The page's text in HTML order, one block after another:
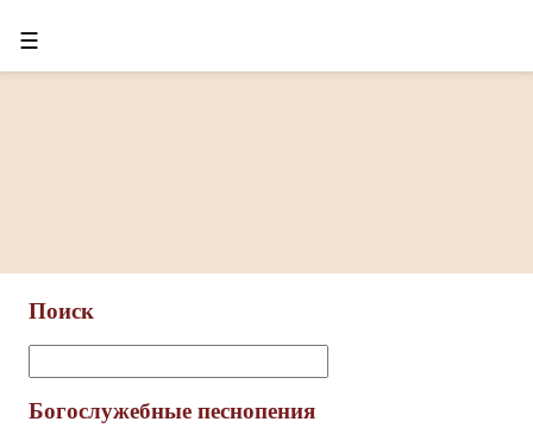
☰
Поиск
Богослужебные песнопения